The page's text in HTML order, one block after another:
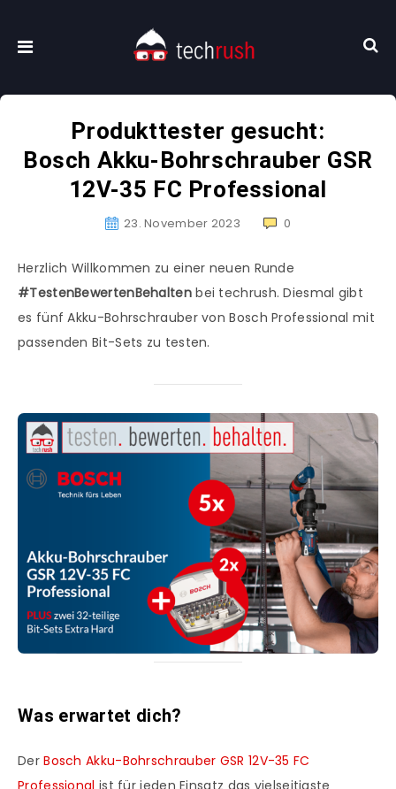
Produkttester gesucht:
Bosch Akku-Bohrschrauber GSR
12V-35 FC Professional
23. November 2023 0
Herzlich Willkommen zu einer neuen Runde
#TestenBewertenBehaltenbei techrush. Diesmal gibt
es fünf Akku-Bohrschrauber von Bosch Professional mit
passenden Bit-Sets zu testen.
Was erwartet dich?
DerBosch Akku-Bohrschrauber GSR 12V-35 FC